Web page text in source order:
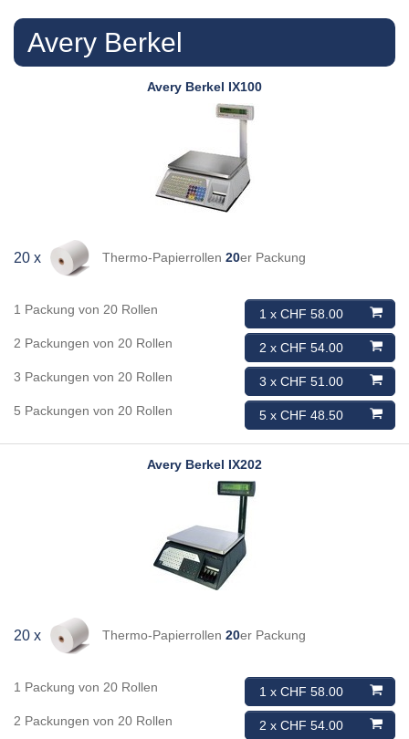
Avery Berkel
Avery Berkel IX100
20 x Thermo-Papierrollen 20er Packung
1 x CHF 58.00
1 Packung von 20 Rollen
2 x CHF 54.00
2 Packungen von 20 Rollen
3 x CHF 51.00
3 Packungen von 20 Rollen
5 x CHF 48.50
5 Packungen von 20 Rollen
Avery Berkel IX202
20 x Thermo-Papierrollen 20er Packung
1 x CHF 58.00
1 Packung von 20 Rollen
2 x CHF 54.00
2 Packungen von 20 Rollen